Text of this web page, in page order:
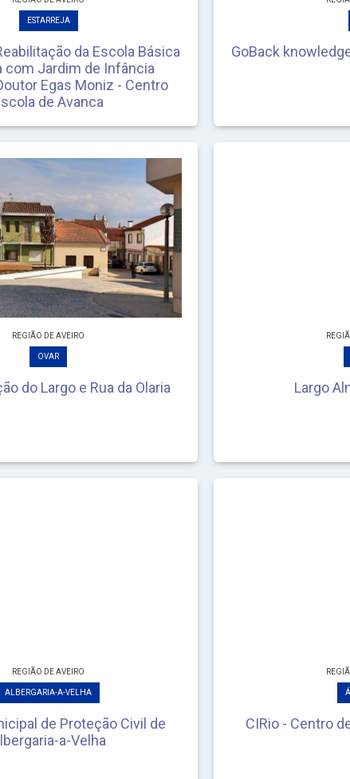
ESTARREJA
da Escola Básica
com Jardim de Infância
Egas Moniz - Centro
de Avanca
GoBack
REGIÃO DE AVEIRO
OVAR
do Largo e Rua da Olaria Largo
REGIÃO DE AVEIRO
ALBERGARIA-A-VELHA
de Proteção Civil de
a-Velha
CIRio - Centro